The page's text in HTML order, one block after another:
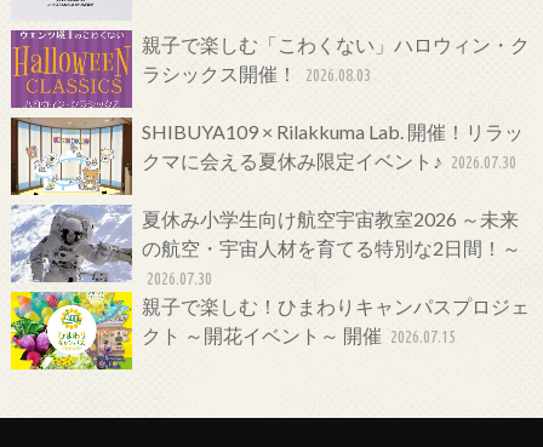
親子で楽しむ「こわくない」ハロウィン・ク
ラシックス開催！
2026.08.03
SHIBUYA109 × Rilakkuma Lab. 開催！リラッ
クマに会える夏休み限定イベント♪ 2026.07.30
夏休み小学生向け航空宇宙教室2026 ～未来
の航空・宇宙人材を育てる特別な2日間！～
2026.07.30
親子で楽しむ！ひまわりキャンパスプロジェ
クト ～開花イベント～ 開催 2026.07.15